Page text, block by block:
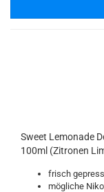
Sweet Lemonade
100ml (Zitronen
frisch
mögliche